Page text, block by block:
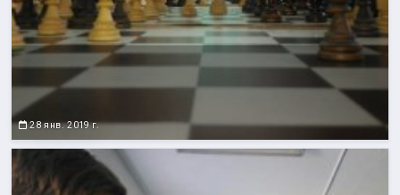
28 янв. 2019 г.